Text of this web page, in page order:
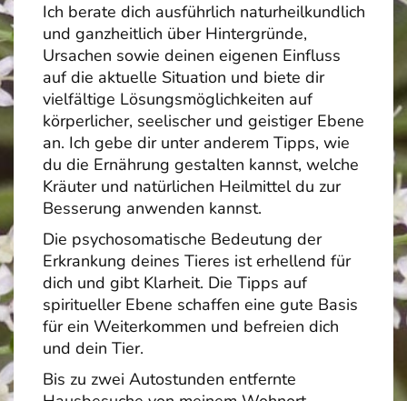
Ich berate dich ausführlich naturheilkundlich
und ganzheitlich über Hintergründe,
Ursachen sowie deinen eigenen Einfluss
auf die aktuelle Situation und biete dir
vielfältige Lösungsmöglichkeiten auf
körperlicher, seelischer und geistiger Ebene
an. Ich gebe dir unter anderem Tipps, wie
du die Ernährung gestalten kannst, welche
Kräuter und natürlichen Heilmittel du zur
Besserung anwenden kannst.
Die psychosomatische Bedeutung der
Erkrankung deines Tieres ist erhellend für
dich und gibt Klarheit. Die Tipps auf
spiritueller Ebene schaffen eine gute Basis
für ein Weiterkommen und befreien dich
und dein Tier.
Bis zu zwei Autostunden entfernte